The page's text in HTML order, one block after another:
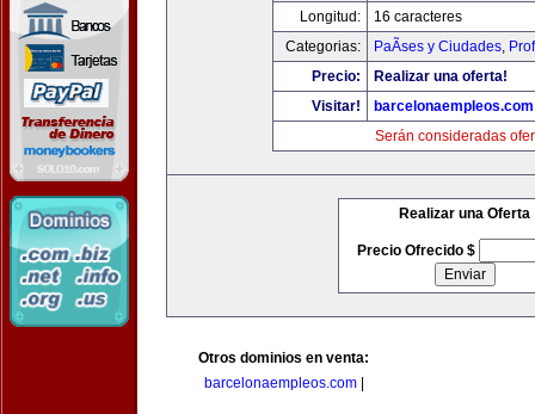
Longitud:
16 caracteres
Categorias:
PaÃ­ses y Ciudades,
Precio:
Realizar una oferta!
Visitar!
barcelonaempleos.com
Serán consideradas
Realizar una Oferta
Precio Ofrecido $
Otros dominios en venta:
barcelonaempleos.com|